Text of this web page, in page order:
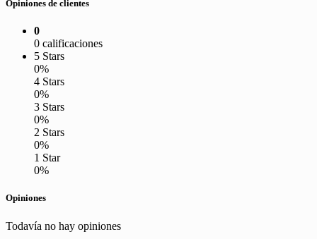
Opiniones de clientes
0
0 calificaciones
5 Stars
0%
4 Stars
0%
3 Stars
0%
2 Stars
0%
1 Star
0%
Opiniones
Todavía no hay opiniones